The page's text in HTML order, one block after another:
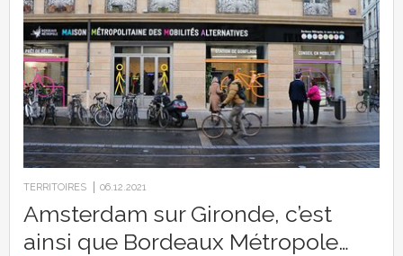
TERRITOIRES 06.12.2021
Amsterdam sur Gironde, c’est
ainsi que Bordeaux Métropole…